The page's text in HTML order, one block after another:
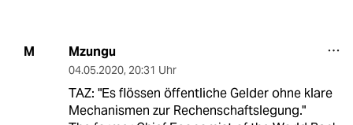
M Mzungu
04.05.2020, 20:31 Uhr
TAZ: "Es flössen öffentliche Gelder ohne klare
Mechanismen zur Rechenschaftslegung."